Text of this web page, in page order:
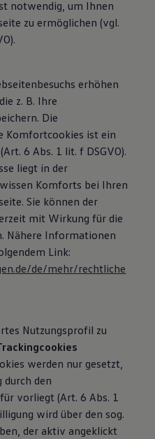
notwendig, um Ihnen
zu ermöglichen (vgl.
erhöhen
z. B. Ihre
Die
Komfortcookies ist ein
6 Abs. 1 lit. f DSGVO).
liegt in der
Komforts bei Ihren
Sie können der
mit Wirkung für die
Nähere Informationen
Link:
de/mehr/rechtliche
Nutzungsprofil zu
werden nur gesetzt,
den
vorliegt (Art. 6 Abs. 1
wird über den sog.
der aktiv angeklickt